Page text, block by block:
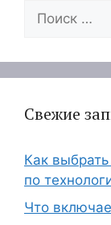
Поиск:
Свежие
Как
по
Что